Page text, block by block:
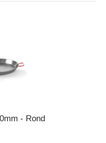
- Rond